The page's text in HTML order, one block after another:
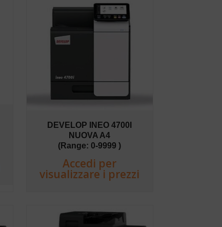
DEVELOP INEO 4700I
NUOVA A4
(Range: 0-9999 )
Accedi per
visualizzare i prezzi